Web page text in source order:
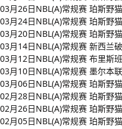
03月26日NBL(A)常规赛 珀斯野
03月24日NBL(A)常规赛 珀斯野
03月20日NBL(A)常规赛 珀斯野
03月14日NBL(A)常规赛 新西兰
03月12日NBL(A)常规赛 布里斯
03月10日NBL(A)常规赛 墨尔本
03月06日NBL(A)常规赛 珀斯野
02月28日NBL(A)常规赛 珀斯野
02月26日NBL(A)常规赛 珀斯野
02月05日NBL(A)常规赛 珀斯野